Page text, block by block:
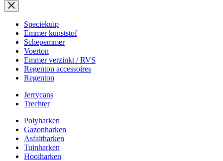
Speciekuip
Emmer kunststof
Schepemmer
Voerton
Emmer verzinkt / RVS
Regenton accessoires
Regenton
Jerrycans
Trechter
Polyharken
Gazonharken
Asfaltharken
Tuinharken
Hooiharken